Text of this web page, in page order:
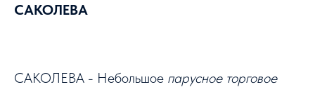
САКОЛЕВА
САКОЛЕВА - Небольшое парусное торговое